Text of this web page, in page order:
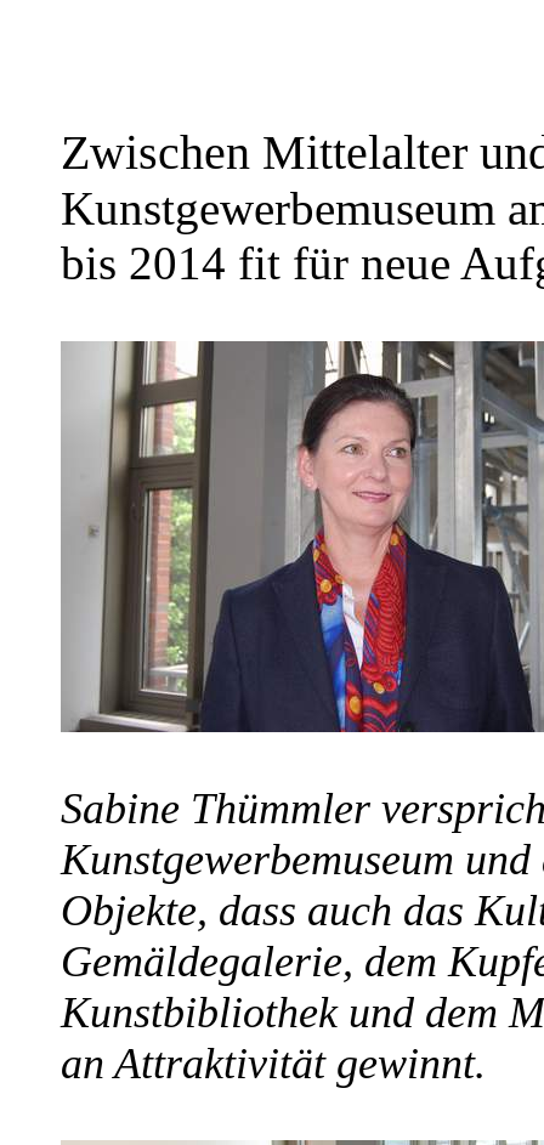
Zwischen Mittelalter
Kunstgewerbemuseum
bis 2014 fit für neue
Sabine Thümmler
Kunstgewerbemuseum
Objekte, dass auch das
Gemäldegalerie, dem
Kunstbibliothek und dem
an Attraktivität gewinnt.